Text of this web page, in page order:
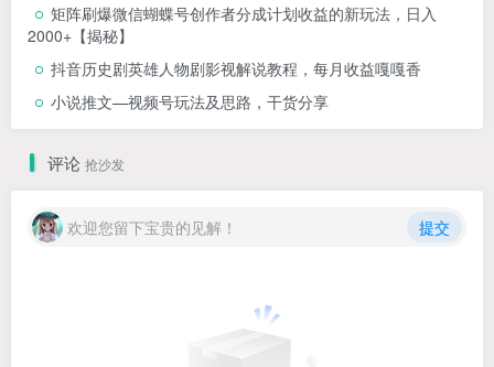
矩阵刷爆微信蝴蝶号创作者分成计划收益的新玩法，日入
2000+【揭秘】
抖音历史剧英雄人物剧影视解说教程，每月收益嘎嘎香
小说推文—视频号玩法及思路，干货分享
评论 抢沙发
欢迎您留下宝贵的见解！ 提交